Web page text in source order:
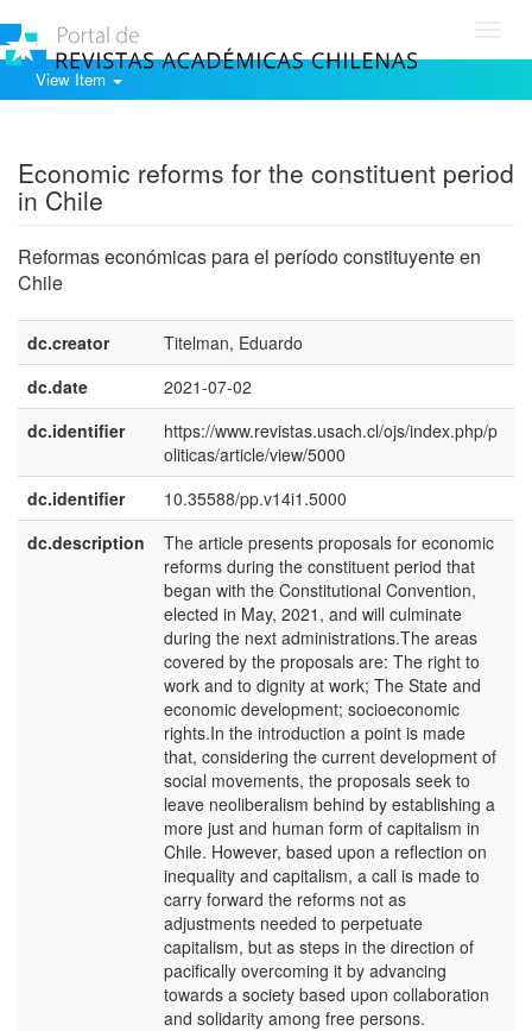
View Item
Economic reforms for the constituent period
in Chile
Reformas económicas para el período constituyente en
Chile
dc.creator Titelman, Eduardo
dc.date
2021-07-02
dc.identifier
https://www.revistas.usach.cl/ojs/index.php/p
oliticas/article/view/5000
dc.identifier
10.35588/pp.v14i1.5000
dc.description
The article presents proposals for economic
reforms during the constituent period that
began with the Constitutional Convention,
elected in May, 2021, and will culminate
during the next administrations.The areas
covered by the proposals are: The right to
work and to dignity at work; The State and
economic development; socioeconomic
rights.In the introduction a point is made
that, considering the current development of
social movements, the proposals seek to
leave neoliberalism behind by establishing a
more just and human form of capitalism in
Chile. However, based upon a reflection on
inequality and capitalism, a call is made to
carry forward the reforms not as
adjustments needed to perpetuate
capitalism, but as steps in the direction of
pacifically overcoming it by advancing
towards a society based upon collaboration
and solidarity among free persons.